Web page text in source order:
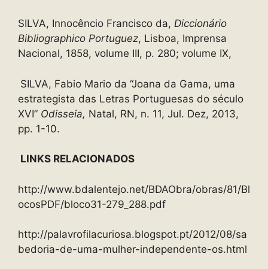
SILVA, Innocêncio Francisco da, Diccionário
Bibliographico Portuguez, Lisboa, Imprensa
Nacional, 1858, volume III, p. 280; volume IX,
SILVA, Fabio Mario da “Joana da Gama, uma
estrategista das Letras Portuguesas do século
XVI” Odisseia, Natal, RN, n. 11, Jul. Dez, 2013,
pp. 1-10.
LINKS RELACIONADOS
http://www.bdalentejo.net/BDAObra/obras/81/Bl
ocosPDF/bloco31-279_288.pdf
http://palavrofilacuriosa.blogspot.pt/2012/08/sa
bedoria-de-uma-mulher-independente-os.html